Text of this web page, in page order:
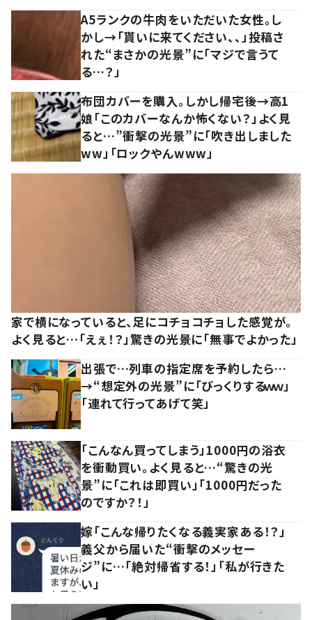
A5ランクの牛肉をいただいた女性。し
かし→「貰いに来てください、、」投稿さ
れた“まさかの光景”に「マジで言うて
る…？」
布団カバーを購入。しかし帰宅後→高1
娘「このカバーなんか怖くない？」よく見
ると…”衝撃の光景”に「吹き出しました
ww」「ロックやんwww」
家で横になっていると、足にコチョコチョした感覚が。
よく見ると…「えぇ！？」驚きの光景に「無事でよかった」
出張で…列車の指定席を予約したら…
→“想定外の光景”に「びっくりするｗｗ」
「連れて行ってあげて笑」
「こんなん買ってしまう」1000円の浴衣
を衝動買い。よく見ると…“驚きの光
景”に「これは即買い」「1000円だった
のですか？！」
嫁「こんな帰りたくなる義実家ある！？」
義父から届いた“衝撃のメッセー
ジ”に…「絶対帰省する！」「私が行きた
い」